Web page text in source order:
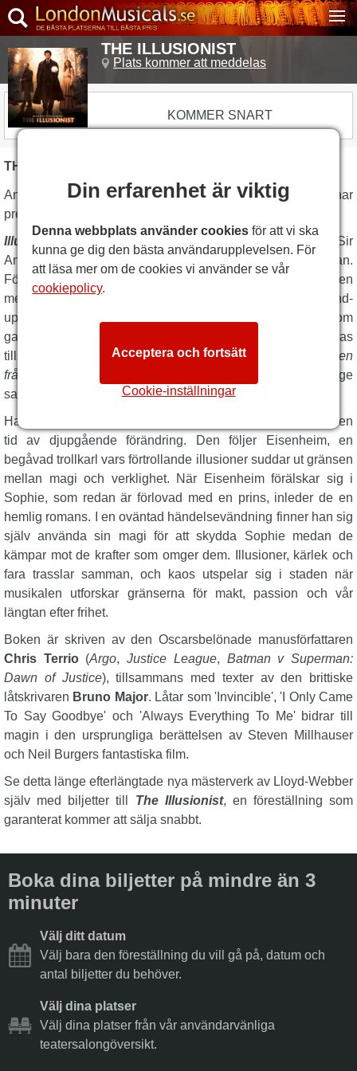
THE ILLUSIONIST
Plats kommer att meddelas
KOMMER SNART
THE ILLUSIONIST BESKRIVNING
Andrew Lloyd Webbers helt nya musikalIllusionisten
har
premiär i West End.
Illusionisten
intar scenen för första gången, bekräftat av Sir
Andrew Lloyd Webber själv efter månader av förväntan.
Föreställningen har adapterats från den stora succéfilmen
med samma namn. Denna nya spektakulära West End-
uppsättning regisseras av den prisbelönta
, som
gav oss
, och produceras
tillsammans med
Michael Harrison(Hello, Dolly!, Trollkarlen
från Oz
), Webbers mångårige
samarbetspartner.
Handlingen utspelar sig i vackra Wien, och året är 1900, en
tid av djupgående förändring. Den följer Eisenheim, en
begåvad trollkarl vars förtrollande illusioner suddar ut gränsen
mellan magi och verklighet. När Eisenheim förälskar sig i
Sophie, som redan är förlovad med en prins, inleder de en
hemlig romans. I en oväntad händelsevändning finner han sig
själv använda sin magi för att skydda Sophie medan de
kämpar mot de krafter som omger dem. Illusioner, kärlek och
fara trasslar samman, och kaos utspelar sig i staden när
musikalen utforskar gränserna för makt, passion och vår
längtan efter frihet.
Boken är skriven av den Oscarsbelönade manusförfattaren
Chris Terrio(Argo,Justice League, Batman v Superman:
Dawn of Justice), tillsammans med texter av den brittiske
låtskrivaren Bruno Major. Låtar som 'Invincible', 'I Only Came
To Say Goodbye' och 'Always Everything To Me' bidrar till
magin i den ursprungliga berättelsen av Steven Millhauser
och Neil Burgers fantastiska film.
Se detta länge efterlängtade nya mästerverk av Lloyd-Webber
själv med biljetter till The Illusionist, en föreställning som
garanterat kommer att sälja snabbt.
Boka dina biljetter på mindre än 3
minuter
Välj ditt datum
Välj bara den föreställning du vill gå på, datum och
antal biljetter du behöver.
Välj dina platser
Välj dina platser från vår användarvänliga
teatersalongöversikt.
Din erfarenhet är viktig
Denna webbplats använder cookies för att vi ska
kunna ge dig den bästa användarupplevelsen. För
att läsa mer om de cookies vi använder se vår
cookiepolicy.
Cookie-inställningar
Acceptera och fortsätt